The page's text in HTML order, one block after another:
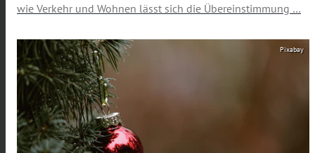
wie Verkehr und Wohnen lässt sich die Übereinstimmung …
Pixabay